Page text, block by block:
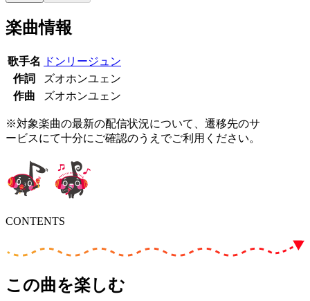
楽曲情報
歌手名
ドンリージュン
作詞
ズオホンユェン
作曲
ズオホンユェン
※対象楽曲の最新の配信状況について、遷移先のサ
ービスにて十分にご確認のうえでご利用ください。
CONTENTS
この曲を楽しむ